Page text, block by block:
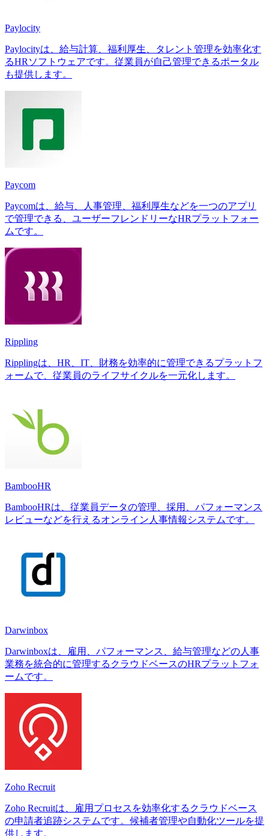
Paylocity
Paylocityは、給与計算、福利厚生、タレント管理を効率化す
るHRソフトウェアです。従業員が自己管理できるポータル
も提供します。
Paycom
Paycomは、給与、人事管理、福利厚生などを一つのアプリ
で管理できる、ユーザーフレンドリーなHRプラットフォー
ムです。
Rippling
Ripplingは、HR、IT、財務を効率的に管理できるプラットフ
ォームで、従業員のライフサイクルを一元化します。
BambooHR
BambooHRは、従業員データの管理、採用、パフォーマンス
レビューなどを行えるオンライン人事情報システムです。
Darwinbox
Darwinboxは、雇用、パフォーマンス、給与管理などの人事
業務を統合的に管理するクラウドベースのHRプラットフォ
ームです。
Zoho Recruit
Zoho Recruitは、雇用プロセスを効率化するクラウドベース
の申請者追跡システムです。候補者管理や自動化ツールを提
供します。